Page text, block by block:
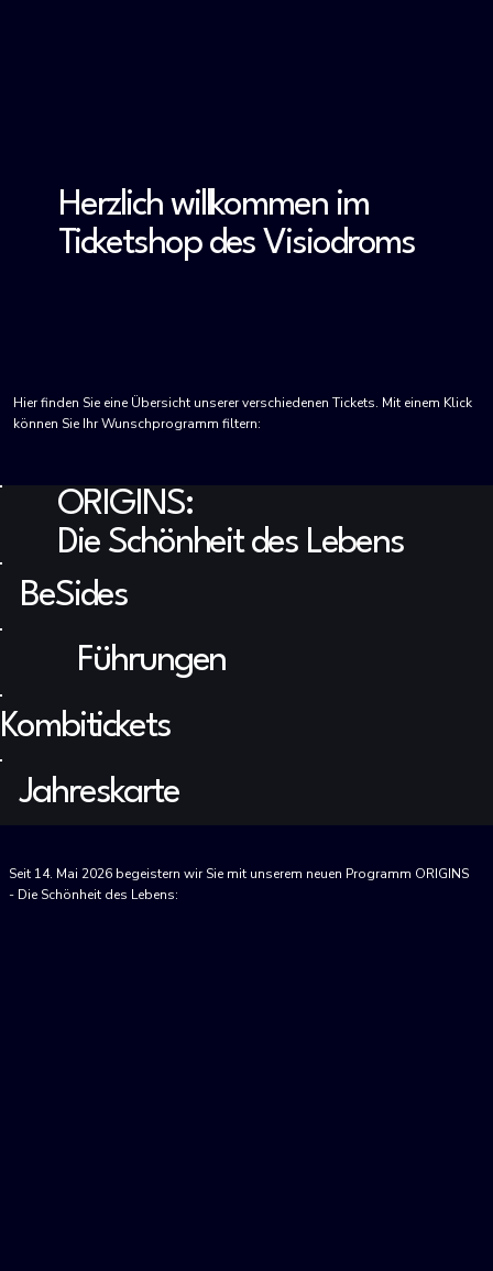
Herzlich willkommen im
Ticketshop des Visiodroms
Hier finden Sie eine Übersicht unserer verschiedenen Tickets. Mit einem Klick
können Sie Ihr Wunschprogramm filtern:
ORIGINS:
Die Schönheit des Lebens
Führungen
Kombitickets
Jahreskarte
BeSides
Seit 14. Mai 2026 begeistern wir Sie mit unserem neuen Programm ORIGINS
- Die Schönheit des Lebens: